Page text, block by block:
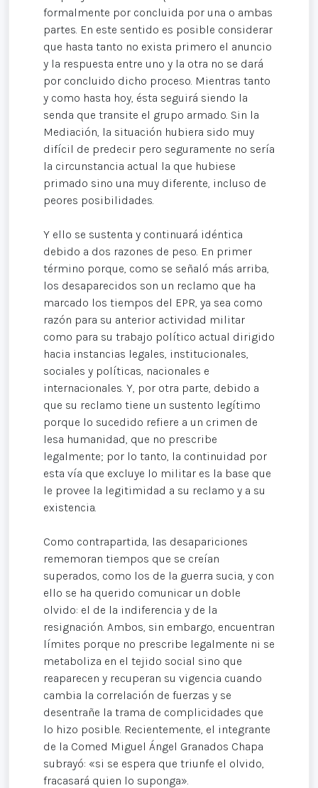
formalmente por concluida por una o ambas
partes. En este sentido es posible considerar
que hasta tanto no exista primero el anuncio
y la respuesta entre uno y la otra no se dará
por concluido dicho proceso. Mientras tanto
y como hasta hoy, ésta seguirá siendo la
senda que transite el grupo armado. Sin la
Mediación, la situación hubiera sido muy
difícil de predecir pero seguramente no sería
la circunstancia actual la que hubiese
primado sino una muy diferente, incluso de
peores posibilidades.
Y ello se sustenta y continuará idéntica
debido a dos razones de peso. En primer
término porque, como se señaló más arriba,
los desaparecidos son un reclamo que ha
marcado los tiempos del EPR, ya sea como
razón para su anterior actividad militar
como para su trabajo político actual dirigido
hacia instancias legales, institucionales,
sociales y políticas, nacionales e
internacionales. Y, por otra parte, debido a
que su reclamo tiene un sustento legítimo
porque lo sucedido refiere a un crimen de
lesa humanidad, que no prescribe
legalmente; por lo tanto, la continuidad por
esta vía que excluye lo militar es la base que
le provee la legitimidad a su reclamo y a su
existencia.
Como contrapartida, las desapariciones
rememoran tiempos que se creían
superados, como los de la guerra sucia, y con
ello se ha querido comunicar un doble
olvido: el de la indiferencia y de la
resignación. Ambos, sin embargo, encuentran
límites porque no prescribe legalmente ni se
metaboliza en el tejido social sino que
reaparecen y recuperan su vigencia cuando
cambia la correlación de fuerzas y se
desentrañe la trama de complicidades que
lo hizo posible. Recientemente, el integrante
de la Comed Miguel Ángel Granados Chapa
subrayó: «si se espera que triunfe el olvido,
fracasará quien lo suponga».